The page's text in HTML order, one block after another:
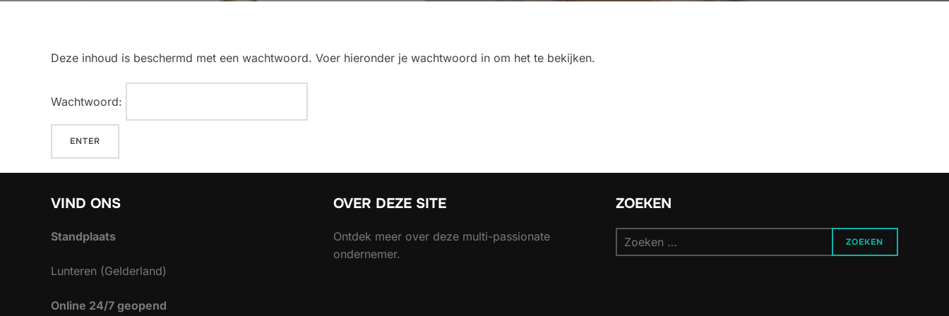
Deze inhoud is beschermd met een wachtwoord. Voer hieronder je wachtwoord in om het te bekijken.
Wachtwoord:
VIND ONS
Standplaats
Lunteren (Gelderland)
Online 24/7 geopend
OVER DEZE SITE
Ontdek meer over deze multi-passionate
ondernemer.
ZOEKEN
Zoek
naar:
ZOEKEN